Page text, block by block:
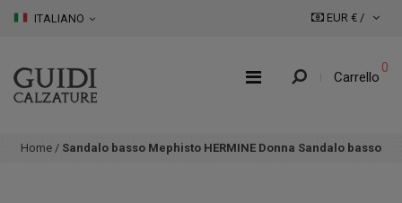
ITALIANO EUR € /
Carrello
0
Home / Sandalo basso Mephisto HERMINE Donna Sandalo basso